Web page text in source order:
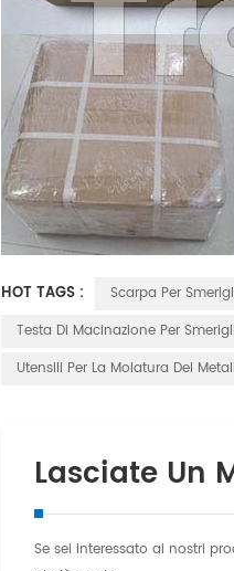
HOT TAGS :
Scarpa Per
Testa Di Macinazione Per
Utensili Per La Molatura Dei
Lasciate Un
Se sei interessato ai nostri